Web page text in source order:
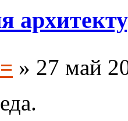
» 27 май